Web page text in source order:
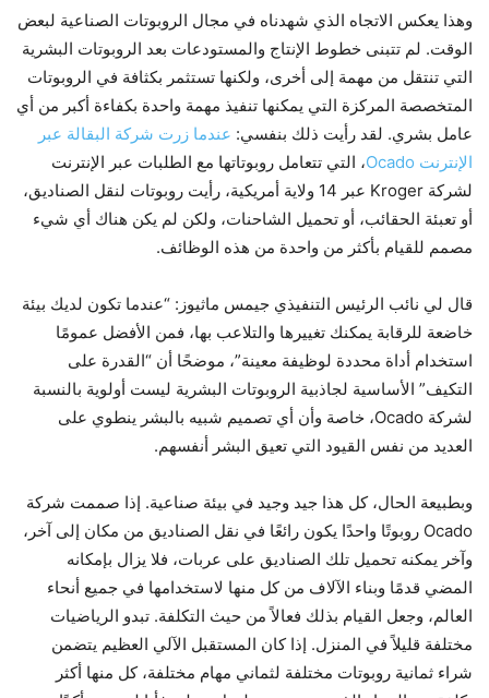
وهذا يعكس الاتجاه الذي شهدناه في مجال الروبوتات الصناعية لبعض
الوقت. لم تتبنى خطوط الإنتاج والمستودعات بعد الروبوتات البشرية
التي تنتقل من مهمة إلى أخرى، ولكنها تستثمر بكثافة في الروبوتات
المتخصصة المركزة التي يمكنها تنفيذ مهمة واحدة بكفاءة أكبر من أي
عامل بشري. لقد رأيت ذلك بنفسي: عندما زرت شركة البقالة عبر
الإنترنت Ocado
، التي تتعامل روبوتاتها مع الطلبات عبر الإنترنت
لشركة Kroger عبر 14 ولاية أمريكية، رأيت روبوتات لنقل الصناديق،
أو تعبئة الحقائب، أو تحميل الشاحنات، ولكن لم يكن هناك أي شيء
مصمم للقيام بأكثر من واحدة من هذه الوظائف.
قال لي نائب الرئيس التنفيذي جيمس ماثيوز: “عندما تكون لديك بيئة
خاضعة للرقابة يمكنك تغييرها والتلاعب بها، فمن الأفضل عمومًا
استخدام أداة محددة لوظيفة معينة”، موضحًا أن “القدرة على
التكيف” الأساسية لجاذبية الروبوتات البشرية ليست أولوية بالنسبة
لشركة Ocado، خاصة وأن أي تصميم شبيه بالبشر ينطوي على
العديد من نفس القيود التي تعيق البشر أنفسهم.
وبطبيعة الحال، كل هذا جيد وجيد في بيئة صناعية. إذا صممت شركة
Ocado روبوتًا واحدًا يكون رائعًا في نقل الصناديق من مكان إلى آخر،
وآخر يمكنه تحميل تلك الصناديق على عربات، فلا يزال بإمكانه
المضي قدمًا وبناء الآلاف من كل منها لاستخدامها في جميع أنحاء
العالم، وجعل القيام بذلك فعالاً من حيث التكلفة. تبدو الرياضيات
مختلفة قليلاً في المنزل. إذا كان المستقبل الآلي العظيم يتضمن
شراء ثمانية روبوتات مختلفة لثماني مهام مختلفة، كل منها أكثر